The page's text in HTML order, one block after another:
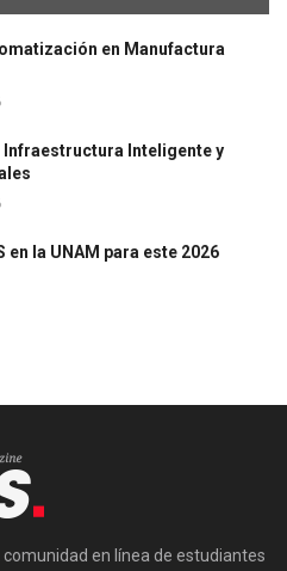
en Manufactura
Infraestructura Inteligente y
en la UNAM para este 2026
en línea de estudiantes